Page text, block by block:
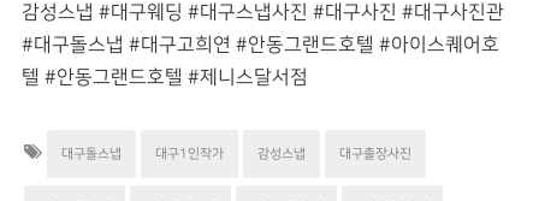
감성스냅 #대구웨딩 #대구스냅사진 #대구사진 #대구사진관
#대구돌스냅 #대구고희연 #안동그랜드호텔 #아이스퀘어호
텔 #안동그랜드호텔 #제니스달서점
대구돌스냅 대구1인작가 감성스냅 대구출장사진